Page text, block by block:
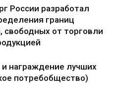
России разработал
границ
свободных от торговли
награждение лучших
потребобщество)